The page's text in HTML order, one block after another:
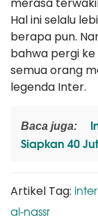
Hal ini selalu
berapa pun.
bahwa pergi ke
semua orang
legenda Inter.
Baca juga:
Siapkan 40
Artikel Tag:
al-nassr